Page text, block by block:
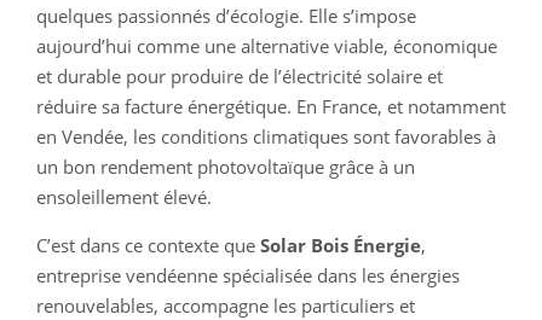
quelques passionnés d’écologie. Elle s’impose
aujourd’hui comme une alternative viable, économique
et durable pour produire de l’électricité solaire et
réduire sa facture énergétique. En France, et notamment
en Vendée, les conditions climatiques sont favorables à
un bon rendement photovoltaïque grâce à un
ensoleillement élevé.
C’est dans ce contexte que Solar Bois Énergie,
entreprise vendéenne spécialisée dans les énergies
renouvelables, accompagne les particuliers et